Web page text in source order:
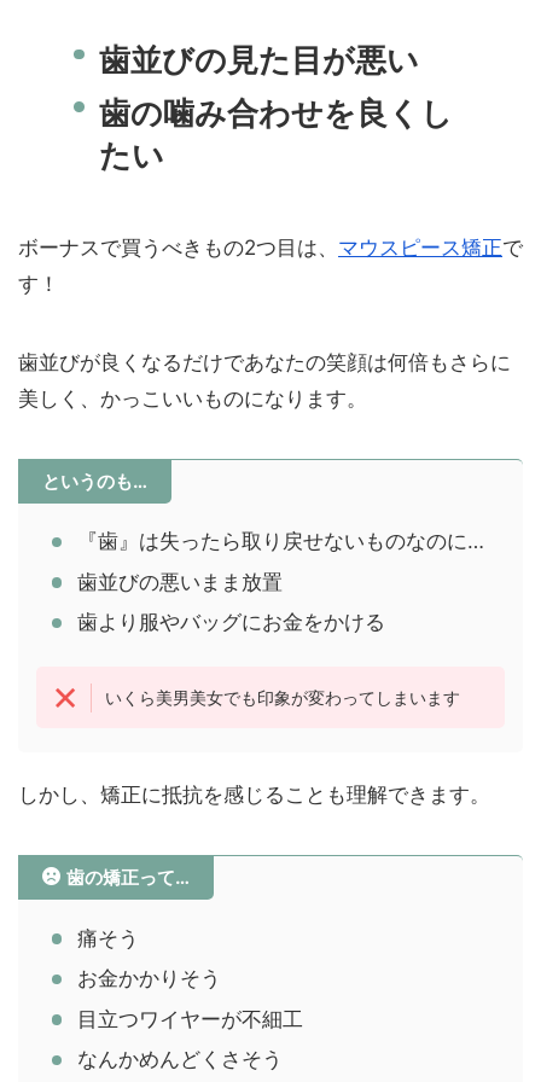
歯並びの見た目が悪い
歯の噛み合わせを良くし
たい
ボーナスで買うべきもの2つ目は、 マウスピース矯正で
す！
歯並びが良くなるだけであなたの笑顔は何倍もさらに
美しく、かっこいいものになります。
というのも…
『歯』は失ったら取り戻せないものなのに…
歯並びの悪いまま放置
歯より服やバッグにお金をかける
いくら美男美女でも印象が変わってしまいます
しかし、矯正に抵抗を感じることも理解できます。
歯の矯正って…
痛そう
お金かかりそう
目立つワイヤーが不細工
なんかめんどくさそう